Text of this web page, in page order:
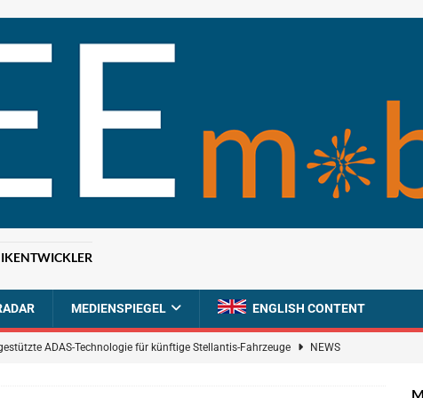
MEDIENSPIEGEL ENGLISH CONTENT
ADAS-Technologie für künftige Stellantis-Fahrzeuge NEWS